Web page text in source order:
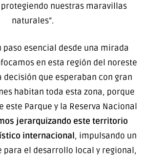
nuestras maravillas
naturales”.
paso esencial desde una mirada
en esta región del noreste
decisión que esperaban con gran
habitan toda esta zona, porque
este Parque y la Reserva Nacional
jerarquizando este territorio
internacional, impulsando un
para el desarrollo local y regional,